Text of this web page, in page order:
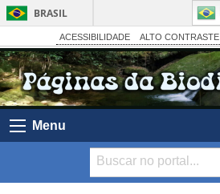
BRASIL
ACESSIBILIDADE ALTO CONTRASTE
Menu